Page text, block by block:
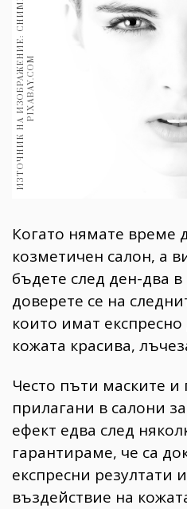
30+
Гурме
Пътувай
Здраве
Gentlemen
381
Wellness
1815
ПОСЛЕДВАЙТЕ
И
З
Т
О
Ч
Н
И
К
Н
А
И
З
О
Б
Р
А
Ж
Е
Н
И
Е
:
С
Н
И
М
К
А
:
P
I
X
A
B
A
Y
.
C
OM
Когато нямате време
козметичен салон, а
бъдете след ден-два
доверете се на
които имат
кожата красива,
Често пъти маските и
прилагани в салони
ефект едва след
гарантираме, че са
експресни резултати
въздействие на